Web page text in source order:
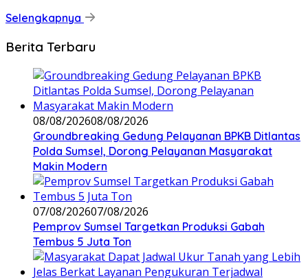
Selengkapnya
Berita Terbaru
08/08/202608/08/2026
Groundbreaking Gedung Pelayanan BPKB Ditlantas
Polda Sumsel, Dorong Pelayanan Masyarakat
Makin Modern
07/08/202607/08/2026
Pemprov Sumsel Targetkan Produksi Gabah
Tembus 5 Juta Ton